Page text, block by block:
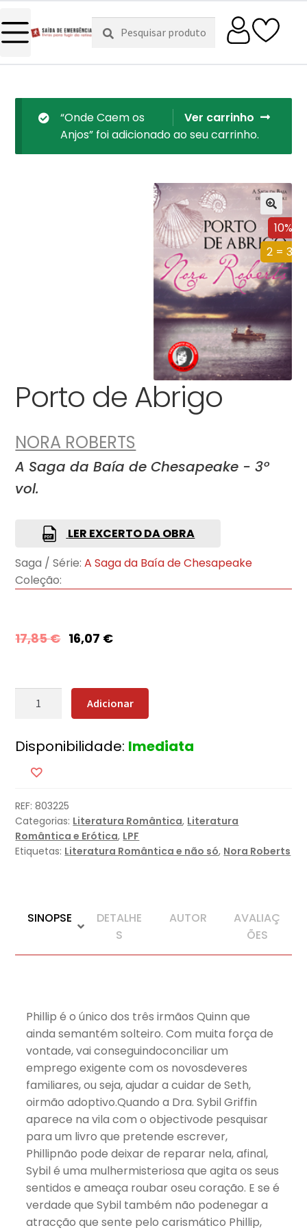
Pesquisar
por:
Pesquisa
Ver carrinho
“Onde Caem os
Anjos” foi adicionado ao seu carrinho.
10%
2 = 3
Porto de Abrigo
NORA ROBERTS
A Saga da Baía de Chesapeake - 3º
vol.
LER EXCERTO DA OBRA
Saga / Série: A Saga da Baía de Chesapeake
Coleção:
17,85€ 16,07 €
Quantidade
de
Abrigo
Adicionar
Disponibilidade: Imediata
REF:803225
Categorias: Literatura Romântica, Literatura
Romântica e Erótica, LPF
Etiquetas: Literatura Romântica e não só, Nora Roberts
SINOPSE
DETALHE
S
AUTOR
AVALIAÇ
ÕES
Phillip é o único dos três irmãos Quinn que
ainda semantém solteiro. Com muita força de
vontade, vai conseguindoconciliar um
emprego exigente com os novosdeveres
familiares, ou seja, ajudar a cuidar de Seth,
oirmão adoptivo.Quando a Dra. Sybil Griffin
aparece na vila com o objectivode pesquisar
para um livro que pretende escrever,
Phillipnão pode deixar de reparar nela, afinal,
Sybil é uma mulhermisteriosa que agita os seus
sentidos e ameaça roubar oseu coração. E se é
verdade que Sybil também não podenegar a
atracção que sente pelo carismático Phillip,